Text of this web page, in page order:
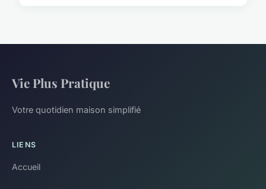
Vie Plus Pratique
Votre quotidien maison simplifié
LIENS
Accueil